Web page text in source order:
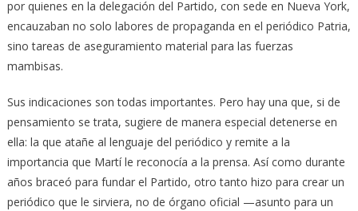
por quienes en la delegación del Partido, con sede en Nueva York,
encauzaban no solo labores de propaganda en el periódico Patria,
sino tareas de aseguramiento material para las fuerzas
mambisas.
Sus indicaciones son todas importantes. Pero hay una que, si de
pensamiento se trata, sugiere de manera especial detenerse en
ella: la que atañe al lenguaje del periódico y remite a la
importancia que Martí le reconocía a la prensa. Así como durante
años braceó para fundar el Partido, otro tanto hizo para crear un
periódico que le sirviera, no de órgano oficial —asunto para un